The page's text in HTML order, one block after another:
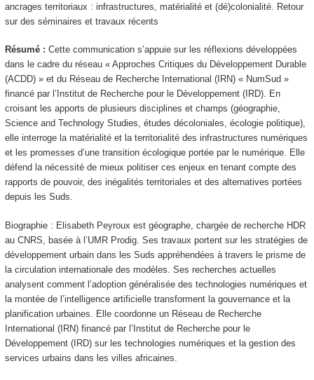
ancrages territoriaux : infrastructures, matérialité et (dé)colonialité. Retour
sur des séminaires et travaux récents
Résumé : Cette communication s’appuie sur les réflexions développées
dans le cadre du réseau « Approches Critiques du Développement Durable
(ACDD) » et du Réseau de Recherche International (IRN) « NumSud »
financé par l’Institut de Recherche pour le Développement (IRD). En
croisant les apports de plusieurs disciplines et champs (géographie,
Science and Technology Studies, études décoloniales, écologie politique),
elle interroge la matérialité et la territorialité des infrastructures numériques
et les promesses d’une transition écologique portée par le numérique. Elle
défend la nécessité de mieux politiser ces enjeux en tenant compte des
rapports de pouvoir, des inégalités territoriales et des alternatives portées
depuis les Suds.
Biographie : Elisabeth Peyroux est géographe, chargée de recherche HDR
au CNRS, basée à l’UMR Prodig. Ses travaux portent sur les stratégies de
développement urbain dans les Suds appréhendées à travers le prisme de
la circulation internationale des modèles. Ses recherches actuelles
analysent comment l’adoption généralisée des technologies numériques et
la montée de l’intelligence artificielle transforment la gouvernance et la
planification urbaines. Elle coordonne un Réseau de Recherche
International (IRN) financé par l’Institut de Recherche pour le
Développement (IRD) sur les technologies numériques et la gestion des
services urbains dans les villes africaines.